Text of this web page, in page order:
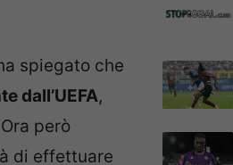
spiegato che
dall’UEFA,
però
di effettuare